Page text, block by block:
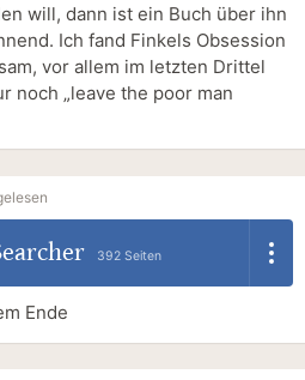
will, dann ist ein Buch über ihn
Ich fand Finkels Obsession
vor allem im letzten Drittel
noch „leave the poor man
392 Seiten
Ende